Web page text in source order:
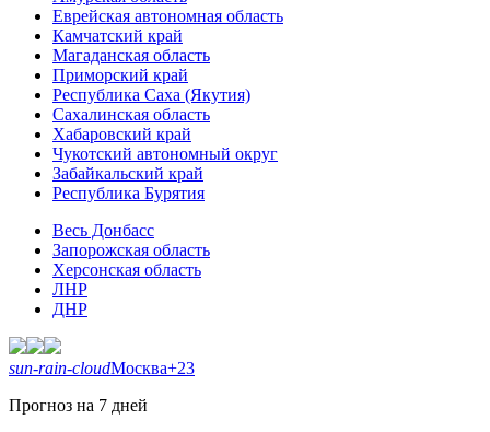
Еврейская автономная область
Камчатский край
Магаданская область
Приморский край
Республика Саха (Якутия)
Сахалинская область
Хабаровский край
Чукотский автономный округ
Забайкальский край
Республика Бурятия
Весь Донбасс
Запорожская область
Херсонская область
ЛНР
ДНР
sun-rain-cloudМосква+23
Прогноз на 7 дней